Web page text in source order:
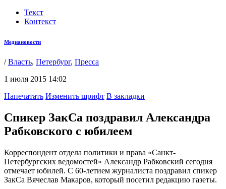
Текст
Контекст
Медиановости
/Власть, Петербург, Пресса
1 июля 2015 14:02
Напечатать Изменить шрифт В закладки
Спикер ЗакСа поздравил Александра
Рабковского с юбилеем
Корреспондент отдела политики и права «Санкт-
Петербургских ведомостей» Александр Рабковский сегодня
отмечает юбилей. С 60-летием журналиста поздравил спикер
ЗакСа Вячеслав Макаров, который посетил редакцию газеты.